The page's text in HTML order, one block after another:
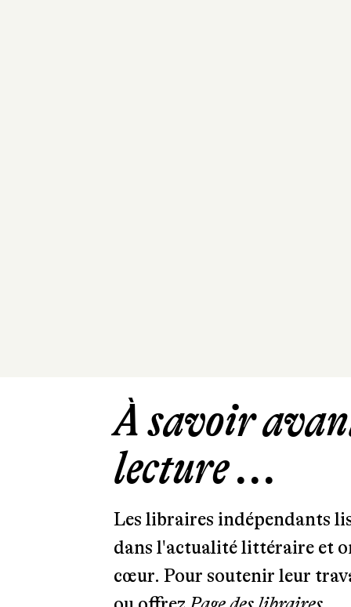
À savoir
lecture ...
Les libraires indépendants
dans l'actualité littéraire et
cœur. Pour soutenir leur